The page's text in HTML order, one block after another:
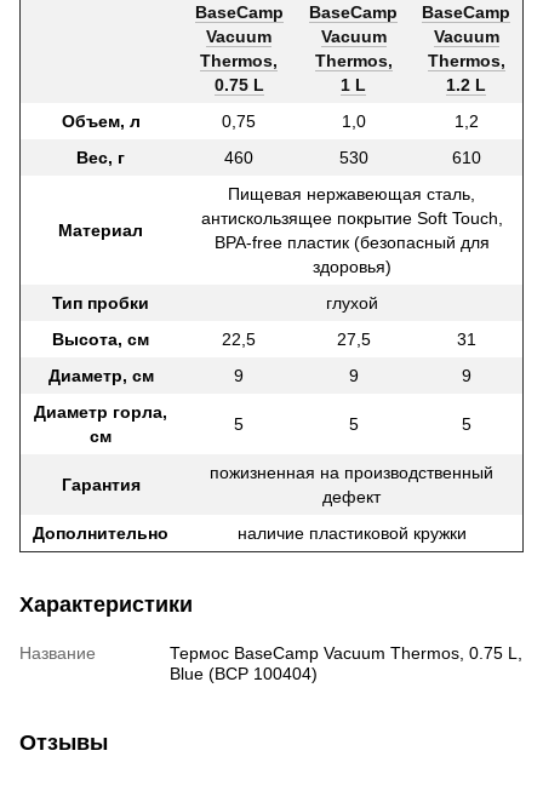
BaseCamp
Vacuum
Thermos,
0.75 L
BaseCamp
Vacuum
Thermos,
1 L
BaseCamp
Vacuum
Thermos,
1.2 L
Объем, л
0,75 1,0
1,2
Вес, г
460 530 610
Материал
Пищевая нержавеющая сталь,
антискользящее покрытие Soft Touch,
BPA-free пластик (безопасный для
здоровья)
Тип пробки
глухой
Высота, см
22,5 27,5
31
Диаметр, см
9 9
9
Диаметр горла,
см
5 5 5
Гарантия
пожизненная на производственный
дефект
Дополнительно
наличие пластиковой кружки
Характеристики
Название
Термос BaseCamp Vacuum Thermos, 0.75 L,
Blue (BCP 100404)
Отзывы